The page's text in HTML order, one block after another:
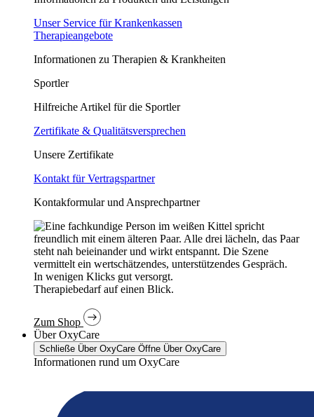
Unser Service für Krankenkassen
Therapieangebote
Informationen zu Therapien & Krankheiten
Sportler
Hilfreiche Artikel für die Sportler
Zertifikate & Qualitätsversprechen
Unsere Zertifikate
Kontakt für Vertragspartner
Kontakformular und Ansprechpartner
In wenigen Klicks gut versorgt.
Therapiebedarf auf einen Blick.
Zum Shop
Über OxyCare
Schließe Über OxyCare Öffne Über OxyCare
Informationen rund um OxyCare